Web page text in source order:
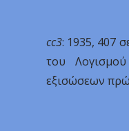
cc3: 1935, 407
του
εξισώσεων